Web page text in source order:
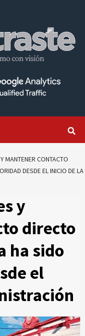
MANTENER CONTACTO
DESDE EL INICIO DE LA
y
directo
ha sido
el